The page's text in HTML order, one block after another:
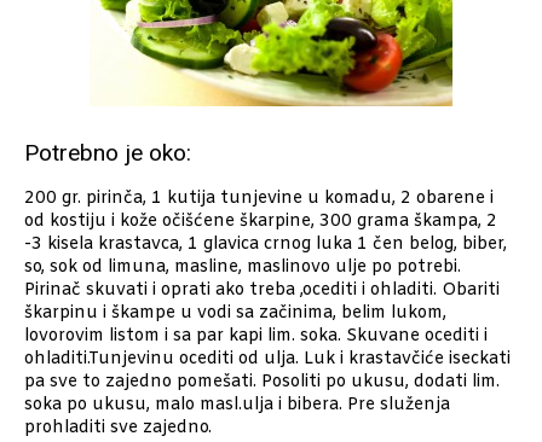
Potrebno je oko:
200 gr. pirinča, 1 kutija tunjevine u komadu, 2 obarene i
od kostiju i kože očišćene škarpine, 300 grama škampa, 2
-3 kisela krastavca, 1 glavica crnog luka 1 čen belog, biber,
so, sok od limuna, masline, maslinovo ulje po potrebi.
Pirinač skuvati i oprati ako treba ,ocediti i ohladiti. Obariti
škarpinu i škampe u vodi sa začinima, belim lukom,
lovorovim listom i sa par kapi lim. soka. Skuvane ocediti i
ohladiti.Tunjevinu ocediti od ulja. Luk i krastavčiće iseckati
pa sve to zajedno pomešati. Posoliti po ukusu, dodati lim.
soka po ukusu, malo masl.ulja i bibera. Pre služenja
prohladiti sve zajedno.